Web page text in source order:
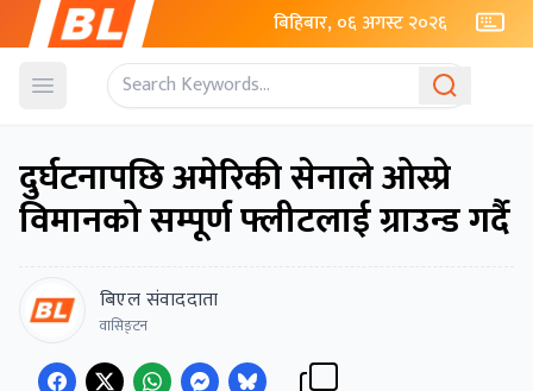
बिहिबार, ०६ अगस्ट २०२६
Open menu
दुर्घटनापछि अमेरिकी सेनाले ओस्प्रे
विमानको सम्पूर्ण फ्लीटलाई ग्राउन्ड गर्दै
बिएल संवाददाता
वासिङ्टन